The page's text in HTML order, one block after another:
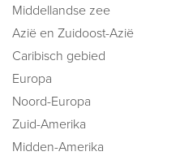
Middellandse zee
Azië en Zuidoost-Azië
Caribisch gebied
Europa
Noord-Europa
Zuid-Amerika
Midden-Amerika